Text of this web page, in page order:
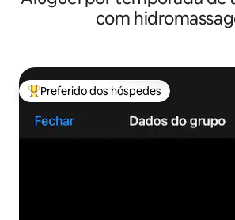
com
Entre os melhores preferidos dos
Preferido dos hóspedes